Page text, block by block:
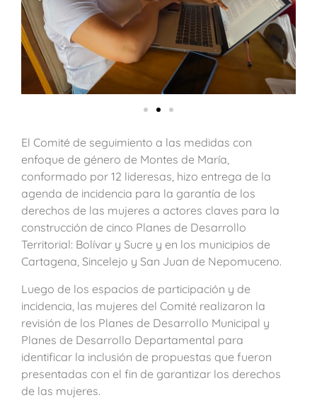
El Comité de seguimiento a las medidas con
enfoque de género de Montes de María,
conformado por 12 lideresas, hizo entrega de la
agenda de incidencia para la garantía de los
derechos de las mujeres a actores claves para la
construcción de cinco Planes de Desarrollo
Territorial: Bolívar y Sucre y en los municipios de
Cartagena, Sincelejo y San Juan de Nepomuceno.
Luego de los espacios de participación y de
incidencia, las mujeres del Comité realizaron la
revisión de los Planes de Desarrollo Municipal y
Planes de Desarrollo Departamental para
identificar la inclusión de propuestas que fueron
presentadas con el fin de garantizar los derechos
de las mujeres.